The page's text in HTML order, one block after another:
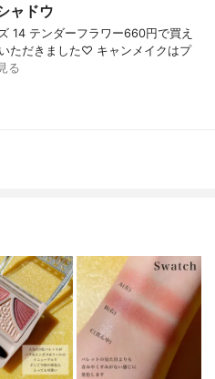
ャドウ
14 テンダーフラワー660円で買え
ただきました♡ キャンメイクはプ
る